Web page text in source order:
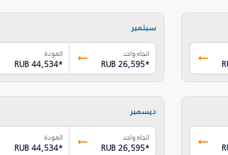
سبتمبر
اتجاه واحد
RUB 26,595*
العودة
RUB 44,534*
ديسمبر
اتجاه واحد
RUB 26,595*
العودة
RUB 44,534*